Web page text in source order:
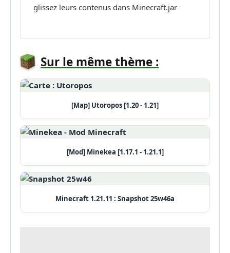
glissez leurs contenus dans Minecraft.jar
Sur le même thème :
[Map] Utoropos [1.20 - 1.21]
[Mod] Minekea [1.17.1 - 1.21.1]
Minecraft 1.21.11 : Snapshot 25w46a